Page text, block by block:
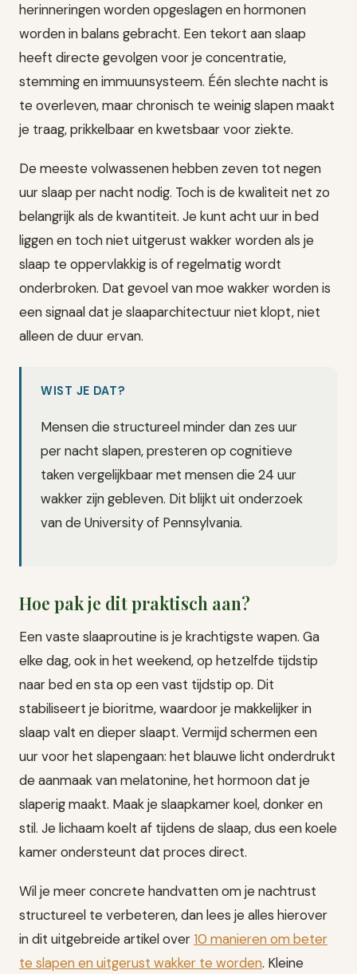
herinneringen worden opgeslagen en hormonen
worden in balans gebracht. Een tekort aan slaap
heeft directe gevolgen voor je concentratie,
stemming en immuunsysteem. Één slechte nacht is
te overleven, maar chronisch te weinig slapen maakt
je traag, prikkelbaar en kwetsbaar voor ziekte.
De meeste volwassenen hebben zeven tot negen
uur slaap per nacht nodig. Toch is de kwaliteit net zo
belangrijk als de kwantiteit. Je kunt acht uur in bed
liggen en toch niet uitgerust wakker worden als je
slaap te oppervlakkig is of regelmatig wordt
onderbroken. Dat gevoel van moe wakker worden is
een signaal dat je slaaparchitectuur niet klopt, niet
alleen de duur ervan.
WIST JE DAT?
Mensen die structureel minder dan zes uur
per nacht slapen, presteren op cognitieve
taken vergelijkbaar met mensen die 24 uur
wakker zijn gebleven. Dit blijkt uit onderzoek
van de University of Pennsylvania.
Hoe pak je dit praktisch aan?
Een vaste slaaproutine is je krachtigste wapen. Ga
elke dag, ook in het weekend, op hetzelfde tijdstip
naar bed en sta op een vast tijdstip op. Dit
stabiliseert je bioritme, waardoor je makkelijker in
slaap valt en dieper slaapt. Vermijd schermen een
uur voor het slapengaan: het blauwe licht onderdrukt
de aanmaak van melatonine, het hormoon dat je
slaperig maakt. Maak je slaapkamer koel, donker en
stil. Je lichaam koelt af tijdens de slaap, dus een koele
kamer ondersteunt dat proces direct.
Wil je meer concrete handvatten om je nachtrust
structureel te verbeteren, dan lees je alles hierover
in dit uitgebreide artikel over10 manieren om beter
te slapen en uitgerust wakker te worden. Kleine